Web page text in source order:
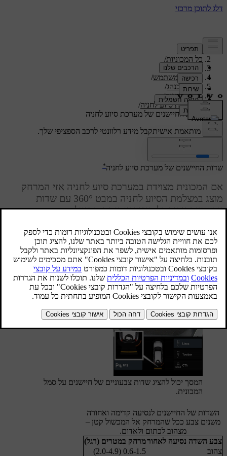
תמיכה/
כל המכוניות/
XC40 2024
/
מדריך למשתמש/
תמיכה בנהג/
תפקודי חניה/
מצלמת סיוע לחניה/
שדות החיישנים של מערכת סיוע לחניה
תמיכה מותאמת אישיתקבל מידע רלוונטי לרכב הספציפי שלך.
מעודכן 16.03.2023
שדות החיישנים של מערכת סיוע לחניה*
אם המכונית מצוידת במערכת סיוע לחניה אזי המרחק
מוצג במצלמת הסיוע לחניה במבט 360° עם שדות
צבעוניים עבור כל חיישן שמזהה מכשול.
שדות חיישן בנסיעה לאחור ולפנים
המסך יכול להציג שדות צבעוניים של חיישנים על סמל
המכונית.
השדות של החיישנים לנסיעה קדימה ואחורה
משנים צבע ככל שהמרחק אל המכשול קטן –
מצהוב לכתום ולאדום.
צבע השדה נסיעה לאחורמרחק במטרים (רגל)
צהוב
0.6-1.5 (2.0-4.9)